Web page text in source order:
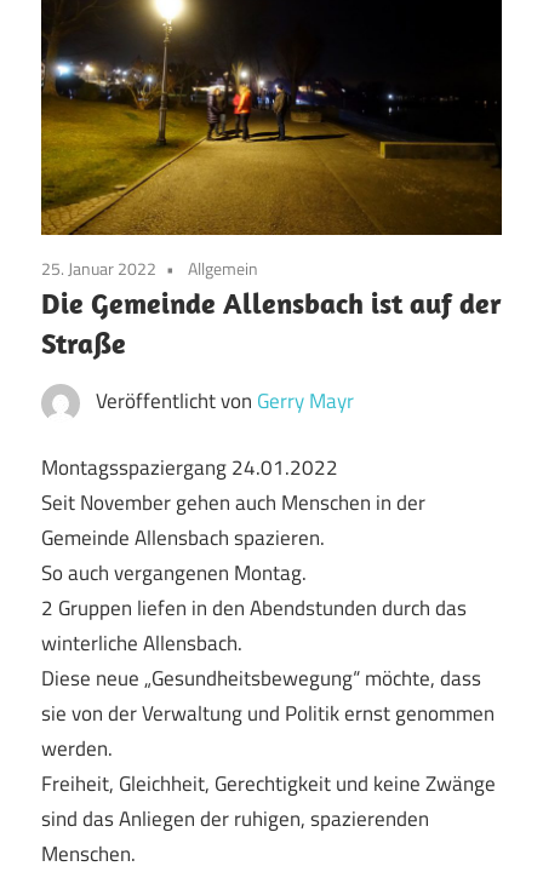
25. Januar 2022 Allgemein
Die Gemeinde Allensbach ist auf der
Straße
Veröffentlicht von Gerry Mayr
Montagsspaziergang 24.01.2022
Seit November gehen auch Menschen in der
Gemeinde Allensbach spazieren.
So auch vergangenen Montag.
2 Gruppen liefen in den Abendstunden durch das
winterliche Allensbach.
Diese neue „Gesundheitsbewegung“ möchte, dass
sie von der Verwaltung und Politik ernst genommen
werden.
Freiheit, Gleichheit, Gerechtigkeit und keine Zwänge
sind das Anliegen der ruhigen, spazierenden
Menschen.